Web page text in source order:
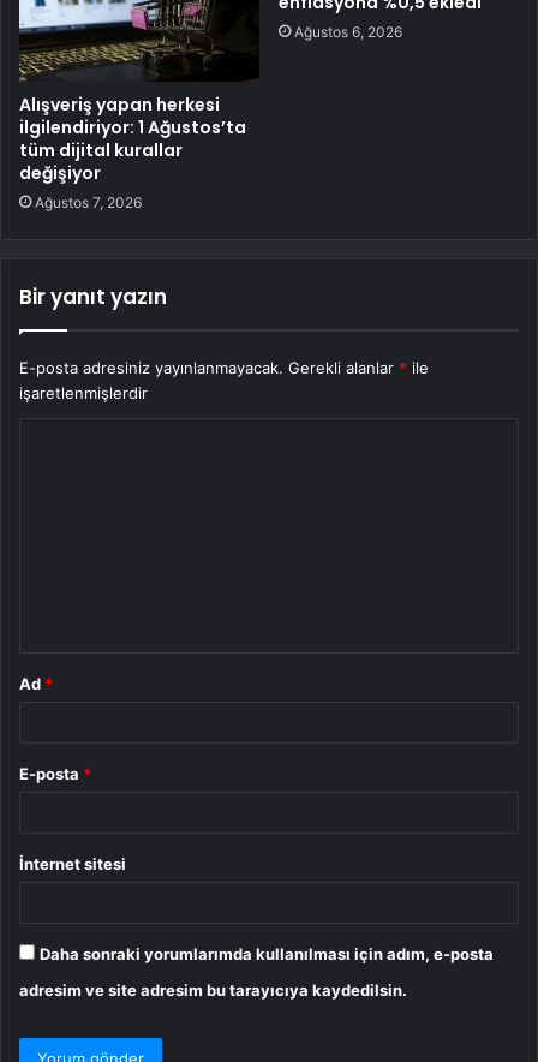
Alışveriş yapan herkesi
ilgilendiriyor: 1 Ağustos’ta
tüm dijital kurallar
değişiyor
Ağustos 7, 2026
Ağustos 6, 2026
Bir yanıt yazın
E-posta adresiniz yayınlanmayacak. Gerekli alanlar * ile
işaretlenmişlerdir
Ad *
E-posta *
İnternet sitesi
Daha sonraki yorumlarımda kullanılması için adım, e-posta
adresim ve site adresim bu tarayıcıya kaydedilsin.